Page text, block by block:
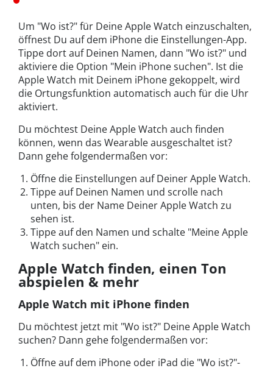
Um "Wo ist?" für Deine Apple Watch einzuschalten,
öffnest Du auf dem iPhone die Einstellungen-App.
Tippe dort auf Deinen Namen, dann "Wo ist?" und
aktiviere die Option "Mein iPhone suchen". Ist die
Apple Watch mit Deinem iPhone gekoppelt, wird
die Ortungsfunktion automatisch auch für die Uhr
aktiviert.
Du möchtest Deine Apple Watch auch finden
können, wenn das Wearable ausgeschaltet ist?
Dann gehe folgendermaßen vor:
Öffne die Einstellungen auf Deiner Apple Watch.
Tippe auf Deinen Namen und scrolle nach
unten, bis der Name Deiner Apple Watch zu
sehen ist.
Tippe auf den Namen und schalte "Meine Apple
Watch suchen" ein.
Apple Watch finden, einen Ton
abspielen & mehr
Apple Watch mit iPhone finden
Du möchtest jetzt mit "Wo ist?" Deine Apple Watch
suchen? Dann gehe folgendermaßen vor:
Öffne auf dem iPhone oder iPad die "Wo ist?"-